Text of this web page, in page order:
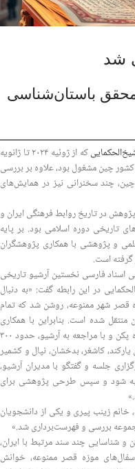
باستان‌شناسی
که از ژوئیه ۲۰۲۴ تا ژانویه
کشور چین مشغول بود، علاوه بر بررسی
چند سخنرانی نیز در همایش‌های
در تاریخ روابط فرهنگی ایران و
تاریخی دوره اسلامی بود. بر پایه
و پژوهشی با همکاری پژوهشگران
گرفته است.
فارسی نخستین آرشیو تاریخی
در این رابطه گفت: «به دنبال
قصر شهر ممنوعه، روشن شد که تمام
شده است. بنابراین با همکاری
پروفسور وانگ، استاد برجسته زبان فارسی دانشگاه پکن و با مراجعه به آرشیو، حدود ۳۰۰
کاشغر، بدخشان، نپال و کشمیر
جلسه و گفتگو با مدیران آرشیو،
شود و سپس طرحی پژوهشی برای
خانم زینب پیری و یکی از دانشجویان
و شناسایی چند سند مرتبط با ایران،
موزه قصر ممنوعه، خوانش